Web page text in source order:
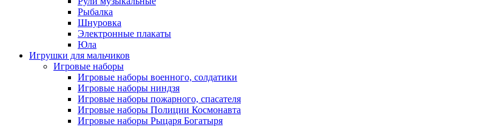
Рыбалка
Шнуровка
Электронные плакаты
Юла
Игрушки для мальчиков
Игровые наборы
Игровые наборы военного, солдатики
Игровые наборы ниндзя
Игровые наборы пожарного, спасателя
Игровые наборы Полиции Космонавта
Игровые наборы Рыцаря Богатыря